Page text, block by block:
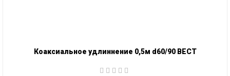
Коаксиальное удлиннение 0,5м d60/90 ВЕСТ